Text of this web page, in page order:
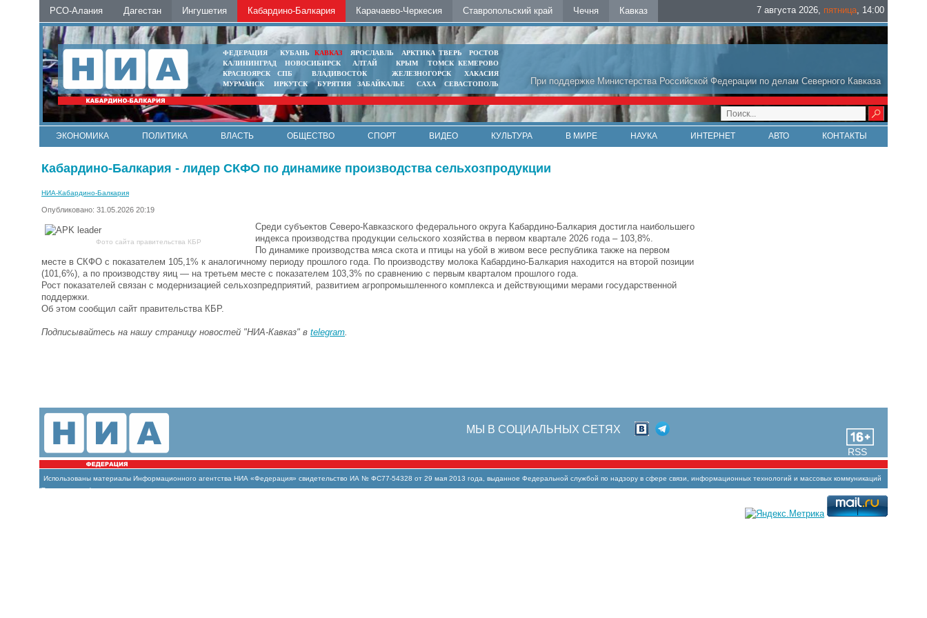
РСО-Алания Дагестан Ингушетия Кабардино-Балкария Карачаево-Черкесия Ставропольский край Чечня Кавказ 7 августа 2026, пятница, 14:00
При поддержке Министерства Российской Федерации по делам Северного Кавказа
ФЕДЕРАЦИЯ КУБАНЬ КАВКАЗ ЯРОСЛАВЛЬ АРКТИКА ТВЕРЬ
РОСТОВ
КАЛИНИНГРАД
НОВОСИБИРСК АЛТАЙ КРЫМ ТОМСК КЕМЕРОВО
КРАСНОЯРСК
СПБ ВЛАДИВОСТОК ЖЕЛЕЗНОГОРСК
ХАКАСИЯ
МУРМАНСК
ИРКУТСК БУРЯТИЯ ЗАБАЙКАЛЬЕ САХА СЕВАСТОПОЛЬ
ЭКОНОМИКА ПОЛИТИКА ВЛАСТЬ ОБЩЕСТВО СПОРТ ВИДЕО КУЛЬТУРА В МИРЕ НАУКА ИНТЕРНЕТ АВТО КОНТАКТЫ
Кабардино-Балкария - лидер СКФО по динамике производства сельхозпродукции
НИА-Кабардино-Балкария
Опубликовано: 31.05.2026 20:19
Фото сайта правительства КБР
Среди субъектов Северо-Кавказского федерального округа Кабардино-Балкария достигла наибольшего
индекса производства продукции сельского хозяйства в первом квартале 2026 года – 103,8%.
По динамике производства мяса скота и птицы на убой в живом весе республика также на первом
месте в СКФО с показателем 105,1% к аналогичному периоду прошлого года. По производству молока Кабардино-Балкария находится на второй позиции
(101,6%), а по производству яиц — на третьем месте с показателем 103,3% по сравнению с первым кварталом прошлого года.
Рост показателей связан с модернизацией сельхозпредприятий, развитием агропромышленного комплекса и действующими мерами государственной
поддержки.
Об этом сообщил сайт правительства КБР.
Подписывайтесь на нашу страницу новостей "НИА-Кавказ" в telegram
RSS
МЫ В СОЦИАЛЬНЫХ СЕТЯХ
Использованы материалы Информационного агентства НИА «Федерация» свидетельство ИА № ФС77-54328 от 29 мая 2013 года, выданное Федеральной службой по надзору в сфере связи, информационных технологий и массовых коммуникаций
(Роскомнадзор)